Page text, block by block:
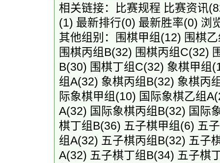
相关链接： 比赛规程 比赛资讯
(1) 最新排行(0) 最新胜率(0) 浏
其他组别：
围棋甲组(12) 围棋
围棋丙组B(32) 围棋丙组C(32)
B(30) 围棋丁组C(32) 象棋甲组
组A(32) 象棋丙组B(32) 象棋丙
际象棋甲组(10) 国际象棋乙组A
A(32) 国际象棋丙组B(32) 国际
棋丁组B(36) 五子棋甲组(6) 五
组A(32) 五子棋丙组B(32) 五子
A(32) 五子棋丁组B(34) 五子棋